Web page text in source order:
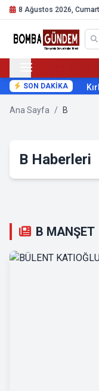
8 Ağustos 2026,
SON DAKİKA
Ana Sayfa / B
B Haberleri
B MANŞET